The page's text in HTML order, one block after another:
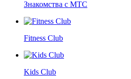
Знакомства с МТС
Fitness Club
Kids Club